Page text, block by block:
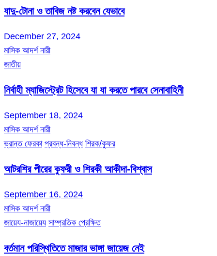
যাদু-টোনা ও তাবিজ নষ্ট করবেন যেভাবে
December 27, 2024
মাসিক আদর্শ নারী
জাতীয়
নির্বাহী ম্যাজিস্ট্রেট হিসেবে যা যা করতে পারবে সেনাবাহিনী
September 18, 2024
মাসিক আদর্শ নারী
ভ্রান্ত ফেরকা প্রবন্ধ-নিবন্ধ শিরক/কুফর
আটরশির পীরের কুফরী ও শিরকী আকীদা-বিশ্বাস
September 16, 2024
মাসিক আদর্শ নারী
জায়েয-নাজায়েয সাম্প্রতিক প্রেক্ষিত
বর্তমান পরিস্থিতিতে মাজার ভাঙ্গা জায়েজ নেই